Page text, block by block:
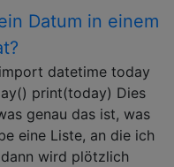
Datum in einem
datetime today
print(today) Dies
genau das ist, was
eine Liste, an die ich
wird plötzlich